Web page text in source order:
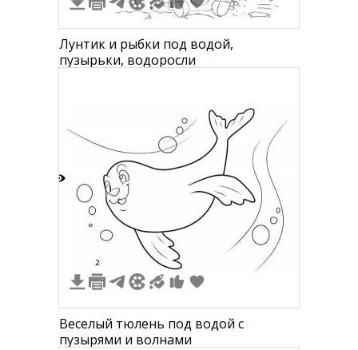
Лунтик и рыбки под водой,
пузырьки, водоросли
2
Веселый тюлень под водой с
пузырями и волнами